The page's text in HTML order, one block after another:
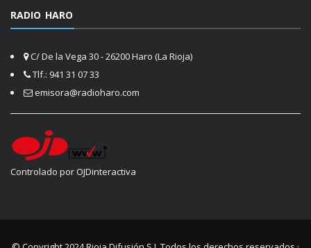
RADIO HARO
C/ De la Vega 30 - 26200 Haro (La Rioja)
Tlf.: 941 31 07 33
emisora@radioharo.com
Controlado por OJDinteractiva